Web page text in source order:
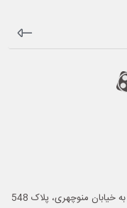
آپارات
منوچهری، پلاک 548